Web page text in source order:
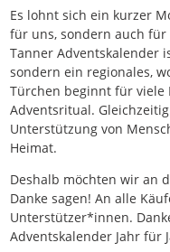
Es lohnt sich ein kurzer
für uns, sondern auch für
Tanner Adventskalender
sondern ein regionales,
Türchen beginnt für viele
Adventsritual.
Unterstützung von
Heimat.
Deshalb möchten wir an
Danke sagen! An alle
Unterstützer*innen.
Adventskalender Jahr für